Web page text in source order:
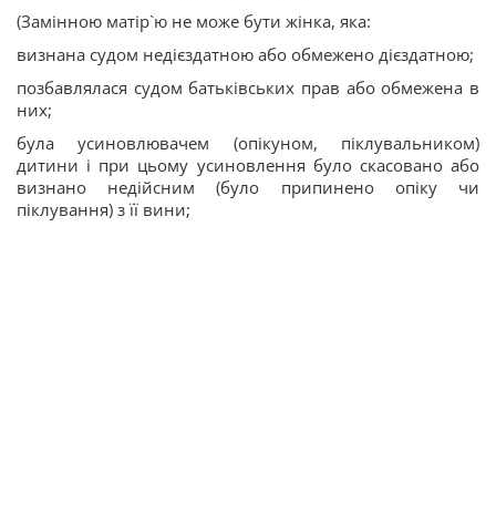
(Замінною матір`ю не може бути жінка, яка:
визнана судом недієздатною або обмежено дієздатною;
позбавлялася судом батьківських прав або обмежена в
них;
була усиновлювачем (опікуном, піклувальником)
дитини і при цьому усиновлення було скасовано або
визнано недійсним (було припинено опіку чи
піклування) з її вини;